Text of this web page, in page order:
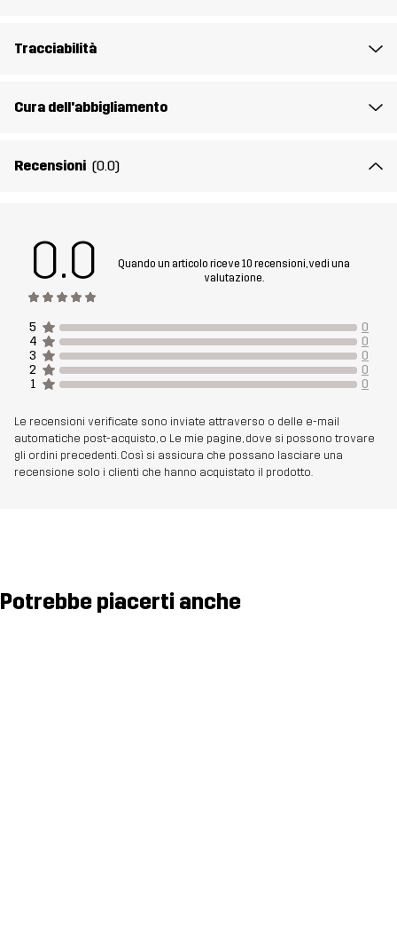
Realizzato per
Numero di
14334_2453
Tracciabilità
Cura dell'abbigliamento
Recensioni (0.0)
0.0
Quando un articolo riceve 10 recensioni, vedi una
valutazione.
5
0
4
0
3
0
2
0
1
0
Le recensioni verificate sono inviate attraverso o delle e-mail
automatiche post-acquisto, o Le mie pagine, dove si possono trovare
gli ordini precedenti. Così si assicura che possano lasciare una
recensione solo i clienti che hanno acquistato il prodotto.
Potrebbe piacerti anche